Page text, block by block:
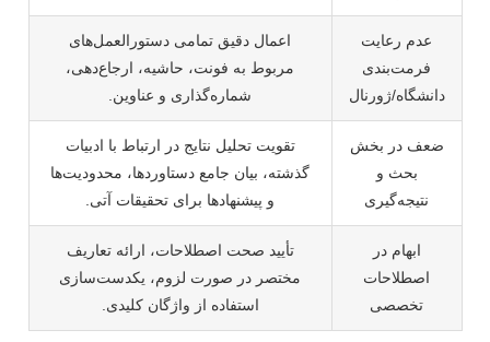
عدم رعایت
فرمت‌بندی
دانشگاه/ژورنال
اعمال دقیق تمامی دستورالعمل‌های
مربوط به فونت، حاشیه، ارجاع‌دهی،
شماره‌گذاری و عناوین.
ضعف در بخش
بحث و
نتیجه‌گیری
تقویت تحلیل نتایج در ارتباط با ادبیات
گذشته، بیان جامع دستاوردها، محدودیت‌ها
و پیشنهادها برای تحقیقات آتی.
ابهام در
اصطلاحات
تخصصی
تأیید صحت اصطلاحات، ارائه تعاریف
مختصر در صورت لزوم، یکدست‌سازی
استفاده از واژگان کلیدی.